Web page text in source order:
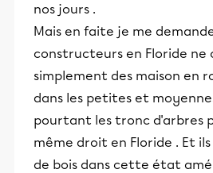
nos jours .
Mais en faite je me
constructeurs en Floride ne
simplement des maison en
dans les petites et
pourtant les tronc d'arbres
même droit en Floride . Et
de bois dans cette état